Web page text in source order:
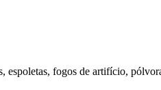
espoletas, fogos de artifício,